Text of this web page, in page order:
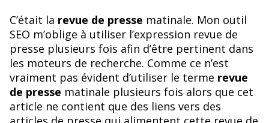
C’était la revue de presse matinale. Mon outil
SEO m’oblige à utiliser l’expression revue de
presse plusieurs fois afin d’être pertinent dans
les moteurs de recherche. Comme ce n’est
vraiment pas évident d’utiliser le terme revue
de presse matinale plusieurs fois alors que cet
article ne contient que des liens vers des